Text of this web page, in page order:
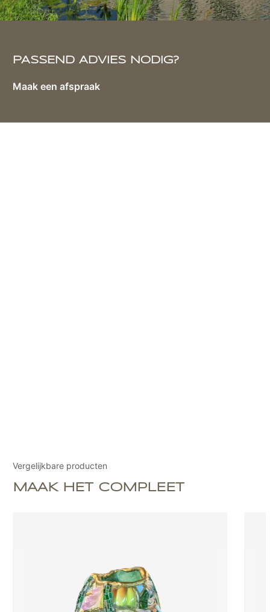
PASSEND ADVIES NODIG?
Maak een afspraak
Vergelijkbare producten
MAAK HET COMPLEET